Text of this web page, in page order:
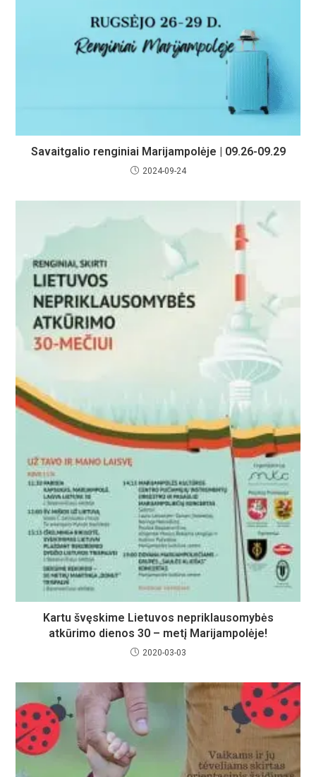
Savaitgalio renginiai Marijampolėje | 09.26-09.29
2024-09-24
Kartu švęskime Lietuvos nepriklausomybės
atkūrimo dienos 30 – metį Marijampolėje!
2020-03-03